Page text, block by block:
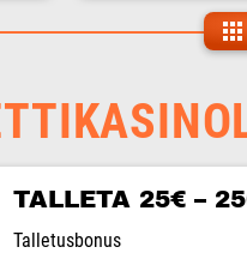
TALLETA 25€ –
Talletusbonus